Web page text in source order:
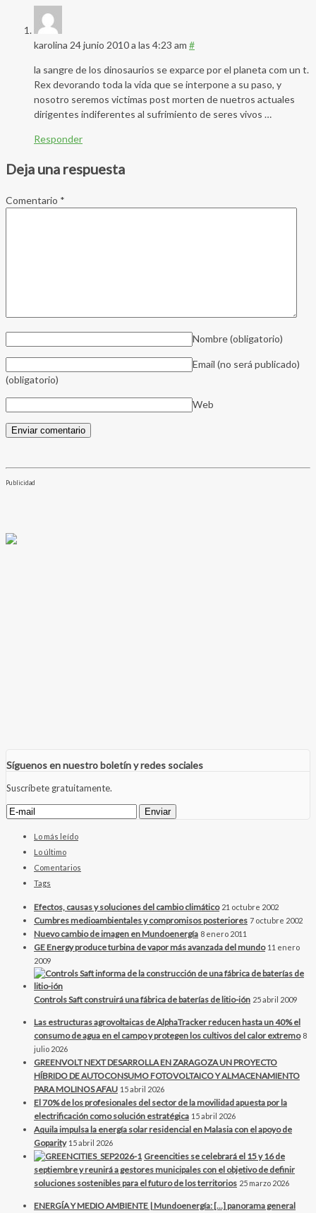
karolina 24 junio 2010 a las 4:23 am #
la sangre de los dinosaurios se exparce por el planeta com un t.
Rex devorando toda la vida que se interpone a su paso, y
nosotro seremos victimas post morten de nuetros actuales
dirigentes indiferentes al sufrimiento de seres vivos …
Responder
Deja una respuesta
Comentario *
Nombre(obligatorio)
Email (no será publicado)
(obligatorio)
Web
Publicidad
Síguenos en nuestro boletín y redes sociales
Suscríbete gratuitamente.
Lo más leído
Lo último
Comentarios
Tags
Efectos, causas y soluciones del cambio climático 21 octubre 2002
Cumbres medioambientales y compromisos posteriores 7 octubre 2002
Nuevo cambio de imagen en Mundoenergía 8 enero 2011
GE Energy produce turbina de vapor más avanzada del mundo 11 enero
2009
Controls Saft construirá una fábrica de baterías de litio-ión 25 abril 2009
Las estructuras agrovoltaicas de AlphaTracker reducen hasta un 40% el
consumo de agua en el campo y protegen los cultivos del calor extremo 8
julio 2026
GREENVOLT NEXT DESARROLLA EN ZARAGOZA UN PROYECTO
HÍBRIDO DE AUTOCONSUMO FOTOVOLTAICO Y ALMACENAMIENTO
PARA MOLINOS AFAU 15 abril 2026
El 70% de los profesionales del sector de la movilidad apuesta por la
electrificación como solución estratégica 15 abril 2026
Aquila impulsa la energía solar residencial en Malasia con el apoyo de
Goparity 15 abril 2026
Greencities se celebrará el 15 y 16 de
septiembre y reunirá a gestores municipales con el objetivo de definir
soluciones sostenibles para el futuro de los territorios 25 marzo 2026
ENERGÍA Y MEDIO AMBIENTE | Mundoenergía: […] panorama general